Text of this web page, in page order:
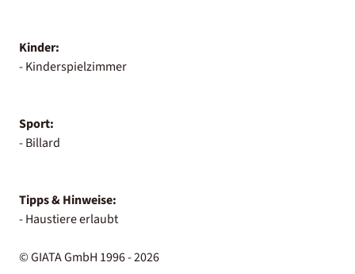
Kinder:
- Kinderspielzimmer
Sport:
- Billard
Tipps & Hinweise:
- Haustiere erlaubt
© GIATA GmbH 1996 - 2026